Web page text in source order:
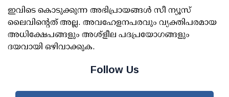
ഇവിടെ കൊടുക്കുന്ന അഭിപ്രായങ്ങള്‍ സീ ന്യൂസ്
ലൈവിന്റെത് അല്ല. അവഹേളനപരവും വ്യക്തിപരമായ
അധിക്ഷേപങ്ങളും അശ്‌ളീല പദപ്രയോഗങ്ങളും
ദയവായി ഒഴിവാക്കുക.
Follow Us